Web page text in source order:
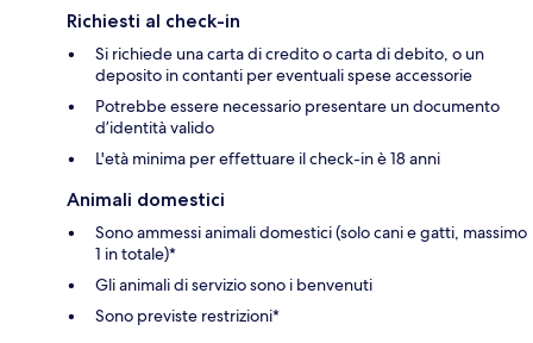
Richiesti al check-in
Si richiede una carta di credito o carta di debito, o un
deposito in contanti per eventuali spese accessorie
Potrebbe essere necessario presentare un documento
d’identità valido
L'età minima per effettuare il check-in è 18 anni
Animali domestici
Sono ammessi animali domestici (solo cani e gatti, massimo
1 in totale)*
Gli animali di servizio sono i benvenuti
Sono previste restrizioni*